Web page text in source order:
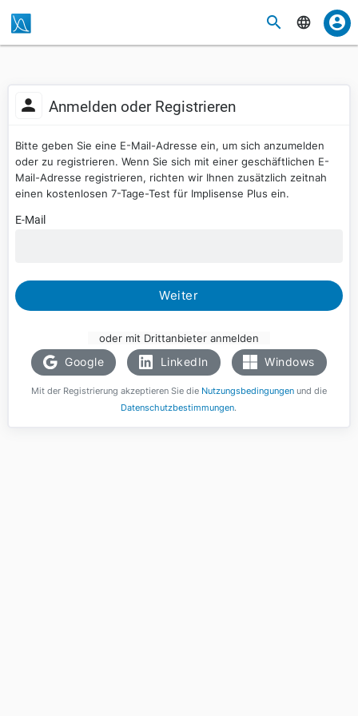
Anmelden oder Registrieren
Bitte geben Sie eine E-Mail-Adresse ein, um sich anzumelden
oder zu registrieren. Wenn Sie sich mit einer geschäftlichen E-
Mail-Adresse registrieren, richten wir Ihnen zusätzlich zeitnah
einen kostenlosen 7-Tage-Test für Implisense Plus ein.
E-Mail
Weiter
oder mit Drittanbieter anmelden
Google LinkedIn Windows
Mit der Registrierung akzeptieren Sie die Nutzungsbedingungenund die
Datenschutzbestimmungen.